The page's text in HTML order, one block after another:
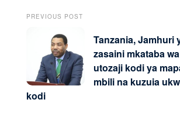
PREVIOUS POST
Tanzania, Jamhuri
zasaini mkataba
utozaji kodi ya
mbili na kuzuia
kodi